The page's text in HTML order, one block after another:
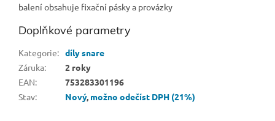
balení obsahuje fixační pásky a provázky
Doplňkové parametry
Kategorie: díly snare
Záruka:
2 roky
EAN:
753283301196
Stav: Nový, možno odečíst DPH (21%)